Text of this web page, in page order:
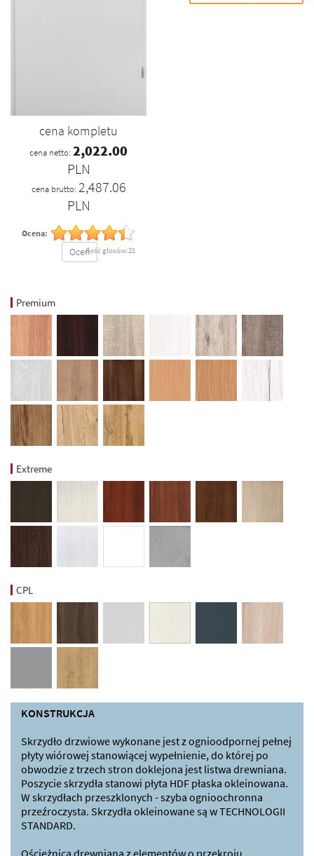
cena kompletu
cena netto: 2,022.00
PLN
cena brutto: 2,487.06
PLN
Ocena:
Ilość głosów:21
Oceń
Premium
Extreme
CPL
KONSTRUKCJA
Skrzydło drzwiowe wykonane jest z ognioodpornej pełnej
płyty wiórowej stanowiącej wypełnienie, do której po
obwodzie z trzech stron doklejona jest listwa drewniana.
Poszycie skrzydła stanowi płyta HDF płaska okleinowana.
W skrzydłach przeszklonych - szyba ognioochronna
przeźroczysta. Skrzydła okleinowane są w TECHNOLOGII
STANDARD.
Ościeżnica drewniana z elementów o przekroju